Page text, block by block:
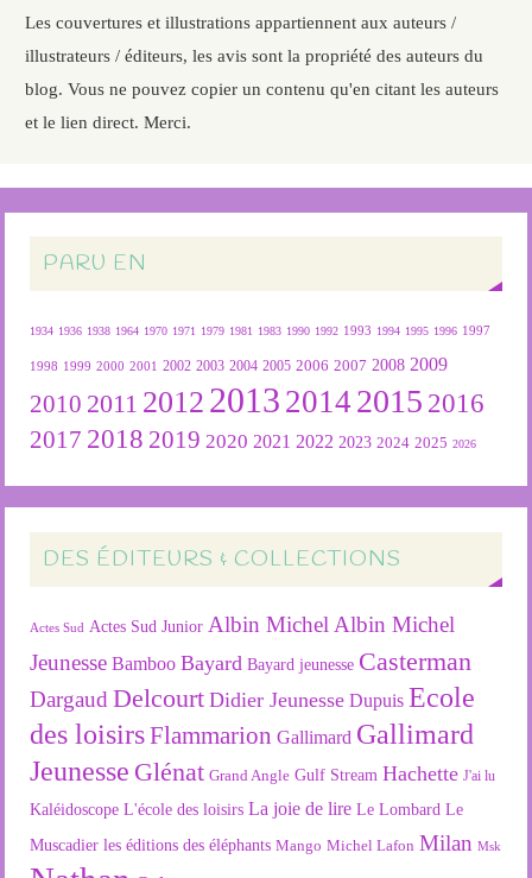
Les couvertures et illustrations appartiennent aux auteurs /
illustrateurs / éditeurs, les avis sont la propriété des auteurs du
blog. Vous ne pouvez copier un contenu qu'en citant les auteurs
et le lien direct. Merci.
PARU EN
1934 1936 1938 1964 1970 1971 1979 1981 1983 1990 1992 1993 1994 1995 1996 1997
1998 1999 2000 2001 2002 2003 2004 2005 2006 2007 2008 2009
2010 2011 2012 2013 2014 2015 2016
2017 2018 2019 2020 2021 2022 2023 2024 2025 2026
DES ÉDITEURS & COLLECTIONS
Actes Sud Actes Sud Junior Albin Michel Albin Michel
Jeunesse Bamboo Bayard Bayard jeunesse Casterman
Dargaud Delcourt Didier Jeunesse Dupuis Ecole
des loisirsFlammarion Gallimard Gallimard
Jeunesse Glénat Grand Angle Gulf Stream Hachette J'ai lu
Kaléidoscope L'école des loisirs La joie de lire Le Lombard Le
Muscadier les éditions des éléphants Mango Michel Lafon Milan Msk